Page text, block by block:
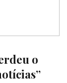
o